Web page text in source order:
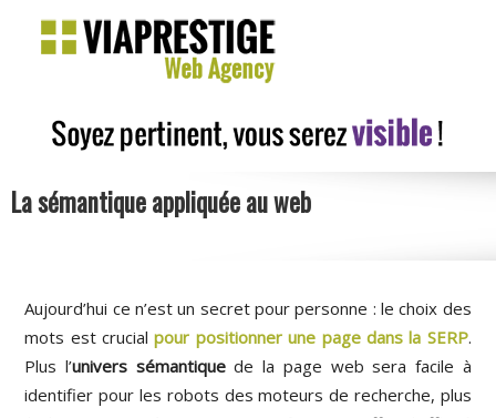
La sémantique appliquée au web
Aujourd’hui ce n’est un secret pour personne : le choix des
mots est crucialpour positionner une page dans la SERP.
Plus l’univers sémantiquede la page web sera facile à
identifier pour les robots des moteurs de recherche, plus